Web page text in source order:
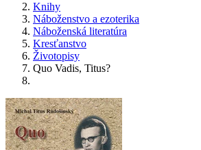
Knihy
Náboženstvo a ezoterika
Náboženská literatúra
Kresťanstvo
Životopisy
Quo Vadis, Titus?